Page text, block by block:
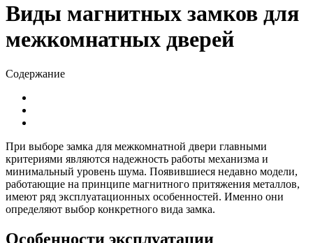
Виды магнитных замков для
межкомнатных дверей
Содержание
При выборе замка для межкомнатной двери главными
критериями являются надежность работы механизма и
минимальный уровень шума. Появившиеся недавно модели,
работающие на принципе магнитного притяжения металлов,
имеют ряд эксплуатационных особенностей. Именно они
определяют выбор конкретного вида замка.
Особенности эксплуатации